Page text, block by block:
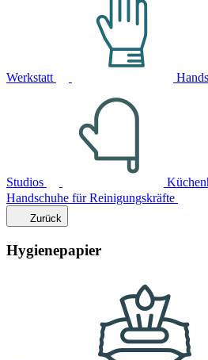
Werkstatt
Studios
Handschuhe für Reinigungskräfte
Zurück
Hygienepapier